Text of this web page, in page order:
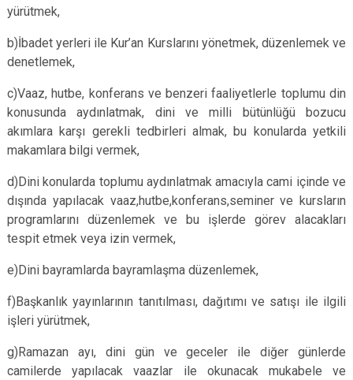
yürütmek,
b)İbadet yerleri ile Kur’an Kurslarını yönetmek, düzenlemek ve
denetlemek,
c)Vaaz, hutbe, konferans ve benzeri faaliyetlerle toplumu din
konusunda aydınlatmak, dini ve milli bütünlüğü bozucu
akımlara karşı gerekli tedbirleri almak, bu konularda yetkili
makamlara bilgi vermek,
d)Dini konularda toplumu aydınlatmak amacıyla cami içinde ve
dışında yapılacak vaaz,hutbe,konferans,seminer ve kursların
programlarını düzenlemek ve bu işlerde görev alacakları
tespit etmek veya izin vermek,
e)Dini bayramlarda bayramlaşma düzenlemek,
f)Başkanlık yayınlarının tanıtılması, dağıtımı ve satışı ile ilgili
işleri yürütmek,
g)Ramazan ayı, dini gün ve geceler ile diğer günlerde
camilerde yapılacak vaazlar ile okunacak mukabele ve